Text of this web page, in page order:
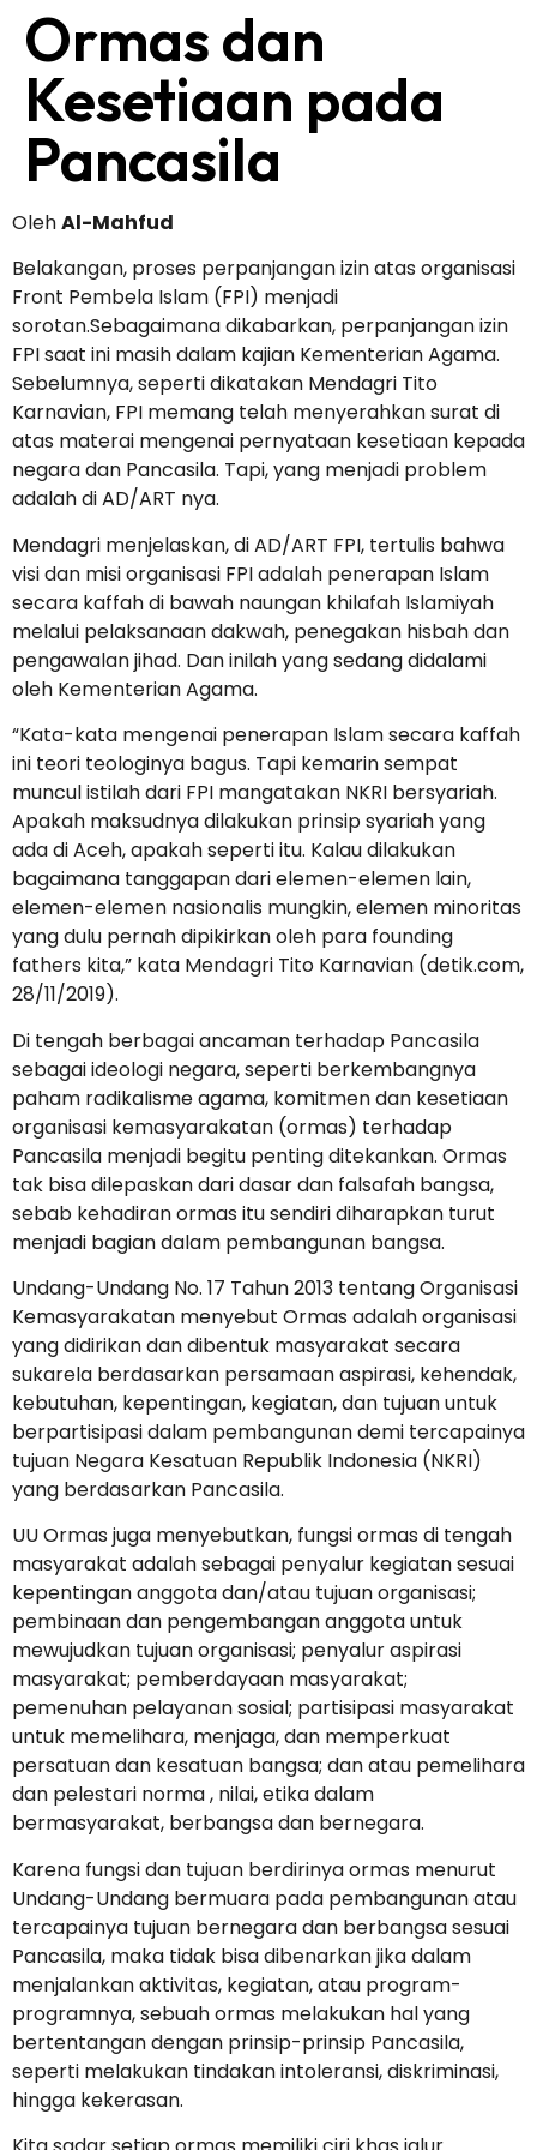
Ormas dan
Kesetiaan pada
Pancasila
OlehAl-Mahfud
Belakangan, proses perpanjangan izin atas organisasi
Front Pembela Islam (FPI) menjadi
sorotan.Sebagaimana dikabarkan, perpanjangan izin
FPI saat ini masih dalam kajian Kementerian Agama.
Sebelumnya, seperti dikatakan Mendagri Tito
Karnavian, FPI memang telah menyerahkan surat di
atas materai mengenai pernyataan kesetiaan kepada
negara dan Pancasila. Tapi, yang menjadi problem
adalah di AD/ART nya.
Mendagri menjelaskan, di AD/ART FPI, tertulis bahwa
visi dan misi organisasi FPI adalah penerapan Islam
secara kaffah di bawah naungan khilafah Islamiyah
melalui pelaksanaan dakwah, penegakan hisbah dan
pengawalan jihad. Dan inilah yang sedang didalami
oleh Kementerian Agama.
“Kata-kata mengenai penerapan Islam secara kaffah
ini teori teologinya bagus. Tapi kemarin sempat
muncul istilah dari FPI mangatakan NKRI bersyariah.
Apakah maksudnya dilakukan prinsip syariah yang
ada di Aceh, apakah seperti itu. Kalau dilakukan
bagaimana tanggapan dari elemen-elemen lain,
elemen-elemen nasionalis mungkin, elemen minoritas
yang dulu pernah dipikirkan oleh para founding
fathers kita,” kata Mendagri Tito Karnavian (detik.com,
28/11/2019).
Di tengah berbagai ancaman terhadap Pancasila
sebagai ideologi negara, seperti berkembangnya
paham radikalisme agama, komitmen dan kesetiaan
organisasi kemasyarakatan (ormas) terhadap
Pancasila menjadi begitu penting ditekankan. Ormas
tak bisa dilepaskan dari dasar dan falsafah bangsa,
sebab kehadiran ormas itu sendiri diharapkan turut
menjadi bagian dalam pembangunan bangsa.
Undang-Undang No. 17 Tahun 2013 tentang Organisasi
Kemasyarakatan menyebut Ormas adalah organisasi
yang didirikan dan dibentuk masyarakat secara
sukarela berdasarkan persamaan aspirasi, kehendak,
kebutuhan, kepentingan, kegiatan, dan tujuan untuk
berpartisipasi dalam pembangunan demi tercapainya
tujuan Negara Kesatuan Republik Indonesia (NKRI)
yang berdasarkan Pancasila.
UU Ormas juga menyebutkan, fungsi ormas di tengah
masyarakat adalah sebagai penyalur kegiatan sesuai
kepentingan anggota dan/atau tujuan organisasi;
pembinaan dan pengembangan anggota untuk
mewujudkan tujuan organisasi; penyalur aspirasi
masyarakat; pemberdayaan masyarakat;
pemenuhan pelayanan sosial; partisipasi masyarakat
untuk memelihara, menjaga, dan memperkuat
persatuan dan kesatuan bangsa; dan atau pemelihara
dan pelestari norma , nilai, etika dalam
bermasyarakat, berbangsa dan bernegara.
Karena fungsi dan tujuan berdirinya ormas menurut
Undang-Undang bermuara pada pembangunan atau
tercapainya tujuan bernegara dan berbangsa sesuai
Pancasila, maka tidak bisa dibenarkan jika dalam
menjalankan aktivitas, kegiatan, atau program-
programnya, sebuah ormas melakukan hal yang
bertentangan dengan prinsip-prinsip Pancasila,
seperti melakukan tindakan intoleransi, diskriminasi,
hingga kekerasan.